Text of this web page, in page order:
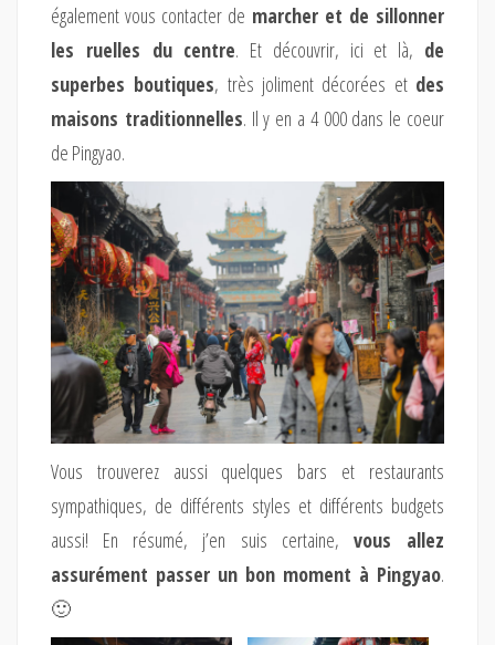
également vous contacter de marcher et de sillonner
les ruelles du centre. Et découvrir, ici et là, de
superbes boutiques, très joliment décorées et des
maisons traditionnelles. Il y en a 4 000 dans le coeur
de Pingyao.
Vous trouverez aussi quelques bars et restaurants
sympathiques, de différents styles et différents budgets
aussi! En résumé, j’en suis certaine, vous allez
assurément passer un bon moment à Pingyao.
🙂